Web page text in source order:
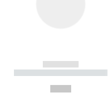
------------
----------- ----------- --------